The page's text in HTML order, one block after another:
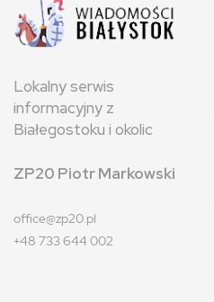
Lokalny serwis
informacyjny z
Białegostoku i okolic
ZP20 Piotr Markowski
office@zp20.pl
+48 733 644 002